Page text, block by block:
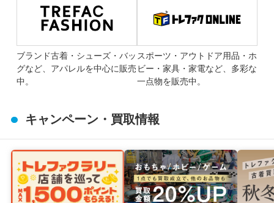
ブランド古着・シューズ・バッ
グなど、アパレルを中心に販売
中。
スポーツ・アウトドア用品・ホ
ビー・家具・家電など、多彩な
一点物を販売中。
キャンペーン・買取情報